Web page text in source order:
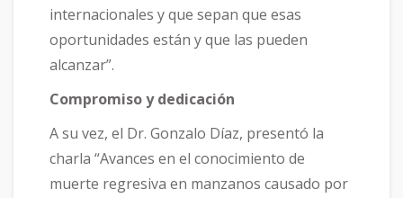
internacionales y que sepan que esas
oportunidades están y que las pueden
alcanzar”.
Compromiso y dedicación
A su vez, el Dr. Gonzalo Díaz, presentó la
charla “Avances en el conocimiento de
muerte regresiva en manzanos causado por